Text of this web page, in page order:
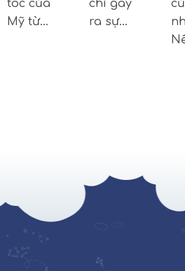
tóc của
Mỹ từ…
chỉ gây
ra sự…